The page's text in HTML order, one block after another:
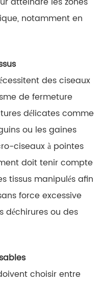
notamment en
des ciseaux
de fermeture
délicates comme
ou les gaines
ciseaux à pointes
doit tenir compte
tissus manipulés afin
force excessive
déchirures ou des
choisir entre